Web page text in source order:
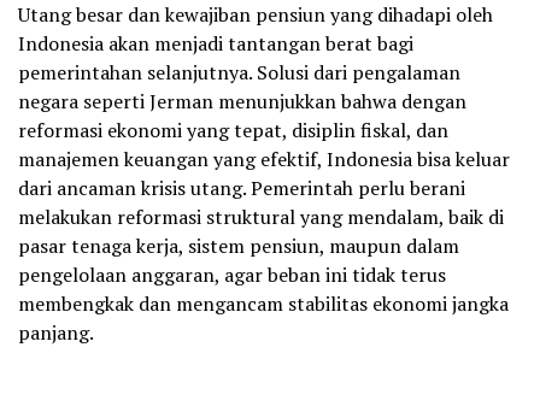
Utang besar dan kewajiban pensiun yang dihadapi oleh
Indonesia akan menjadi tantangan berat bagi
pemerintahan selanjutnya. Solusi dari pengalaman
negara seperti Jerman menunjukkan bahwa dengan
reformasi ekonomi yang tepat, disiplin fiskal, dan
manajemen keuangan yang efektif, Indonesia bisa keluar
dari ancaman krisis utang. Pemerintah perlu berani
melakukan reformasi struktural yang mendalam, baik di
pasar tenaga kerja, sistem pensiun, maupun dalam
pengelolaan anggaran, agar beban ini tidak terus
membengkak dan mengancam stabilitas ekonomi jangka
panjang.